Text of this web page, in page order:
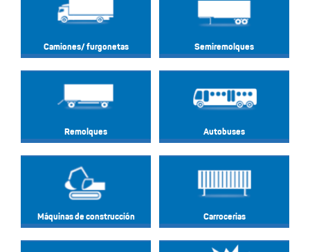
Camiones/ furgonetas Semiremolques
Remolques Autobuses
Máquinas de construcción Carrocerias